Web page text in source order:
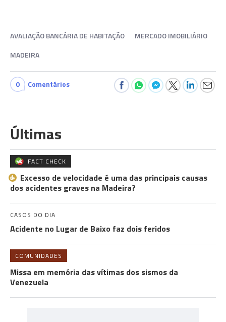
AVALIAÇÃO BANCÁRIA DE HABITAÇÃO
MERCADO IMOBILIÁRIO
MADEIRA
0 Comentários
Últimas
FACT CHECK
Excesso de velocidade é uma das principais causas
dos acidentes graves na Madeira?
CASOS DO DIA
Acidente no Lugar de Baixo faz dois feridos
COMUNIDADES
Missa em memória das vítimas dos sismos da
Venezuela